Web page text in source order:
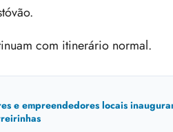
com itinerário normal.
e empreendedores locais